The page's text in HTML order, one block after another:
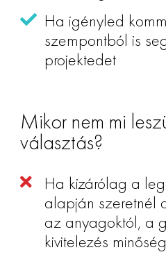
Ha igényled
szempontból is
projektedet
Mikor nem mi
választás?
Ha kizárólag a
alapján szeretnél
az anyagoktól, a
kivitelezés